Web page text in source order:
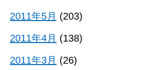
2011年5月 (203)
2011年4月 (138)
2011年3月 (26)